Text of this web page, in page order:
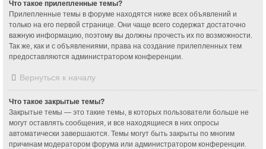
Что такое прилепленные темы?
Прилепленные темы в форуме находятся ниже всех объявлений и
только на его первой странице. Они чаще всего содержат достаточно
важную информацию, поэтому вы должны прочесть их по возможности.
Так же, как и с объявлениями, права на создание прилепленных тем
предоставляются администратором конференции.
Вернуться к началу
Что такое закрытые темы?
Закрытые темы — это такие темы, в которых пользователи больше не
могут оставлять сообщения, и все находящиеся в них опросы
автоматически завершаются. Темы могут быть закрыты по многим
причинам модератором форума или администратором конференции.